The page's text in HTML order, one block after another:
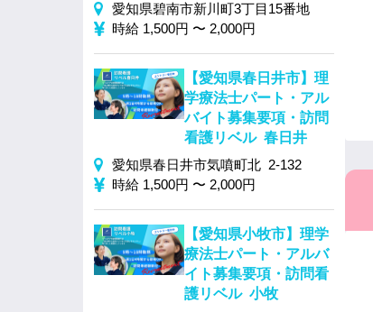
愛知県碧南市新川町3丁目15番地
時給 1,500円 〜 2,000円
【愛知県春日井市】理
学療法士パート・アル
バイト募集要項・訪問
看護リベル 春日井
愛知県春日井市気噴町北 2-132
時給 1,500円 〜 2,000円
【愛知県小牧市】理学
療法士パート・アルバ
イト募集要項・訪問看
護リベル 小牧